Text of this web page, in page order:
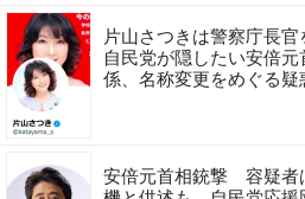
片山さつきは警察庁長官
自民党が隠したい安倍
係、名称変更をめぐる疑
安倍元首相銃撃 容疑者